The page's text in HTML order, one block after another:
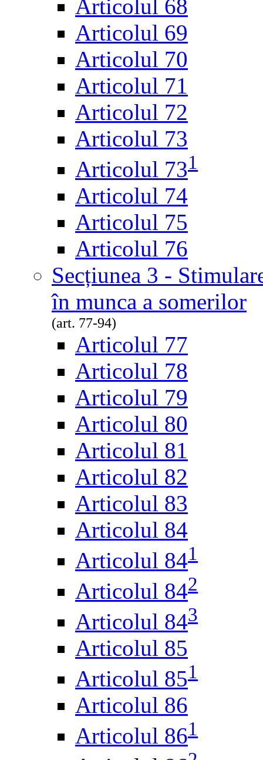
Articolul 68
Articolul 69
Articolul 70
Articolul 71
Articolul 72
Articolul 73
Articolul 731
Articolul 74
Articolul 75
Articolul 76
Secțiunea 3 -
în munca a somerilor
(art. 77-94)
Articolul 77
Articolul 78
Articolul 79
Articolul 80
Articolul 81
Articolul 82
Articolul 83
Articolul 84
Articolul 841
Articolul 842
Articolul 843
Articolul 85
Articolul 851
Articolul 86
Articolul 861